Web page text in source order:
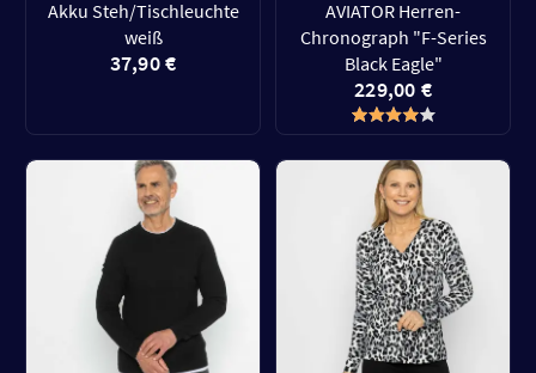
Akku Steh/Tischleuchte
weiß
37,90 €
AVIATOR Herren-
Chronograph "F-Series
Black Eagle"
229,00 €